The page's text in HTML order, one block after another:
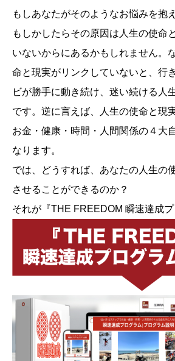
もしあなたがそのようなお悩みを抱
もしかしたらその原因は人生の使命
いないからにあるかもしれません。
命と現実がリンクしていないと、行
ビが勝手に動き続け、迷い続ける人
です。逆に言えば、人生の使命と現
お金・健康・時間・人間関係の４大
なります。
では、どうすれば、あなたの人生の
させることができるのか？
それが『THE FREEDOM 瞬速達成プ